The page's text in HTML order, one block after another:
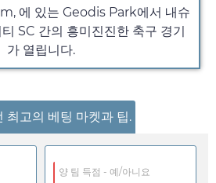
, 에 있는 Geodis Park에서 내슈
SC 간의 흥미진진한 축구 경기
가 열립니다.
최고의 베팅 마켓과 팁.
양 팀 득점 - 예/아니요